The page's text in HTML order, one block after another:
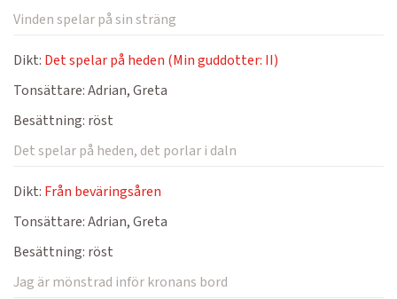
Vinden spelar på sin sträng
Dikt: Det spelar på heden (Min guddotter: II)
Tonsättare:Adrian, Greta
Besättning: röst
Det spelar på heden, det porlar i daln
Dikt: Från beväringsåren
Tonsättare:Adrian, Greta
Besättning: röst
Jag är mönstrad inför kronans bord